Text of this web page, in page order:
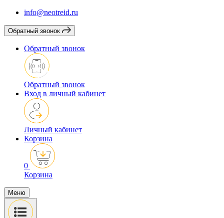
info@neotreid.ru
Обратный звонок
Обратный звонок
Обратный звонок
Вход в личный кабинет
Личный кабинет
Корзина
0
Корзина
Меню